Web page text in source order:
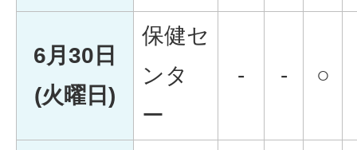
6月30日
(火曜日)
保健セ
ンタ
ー
- - ○